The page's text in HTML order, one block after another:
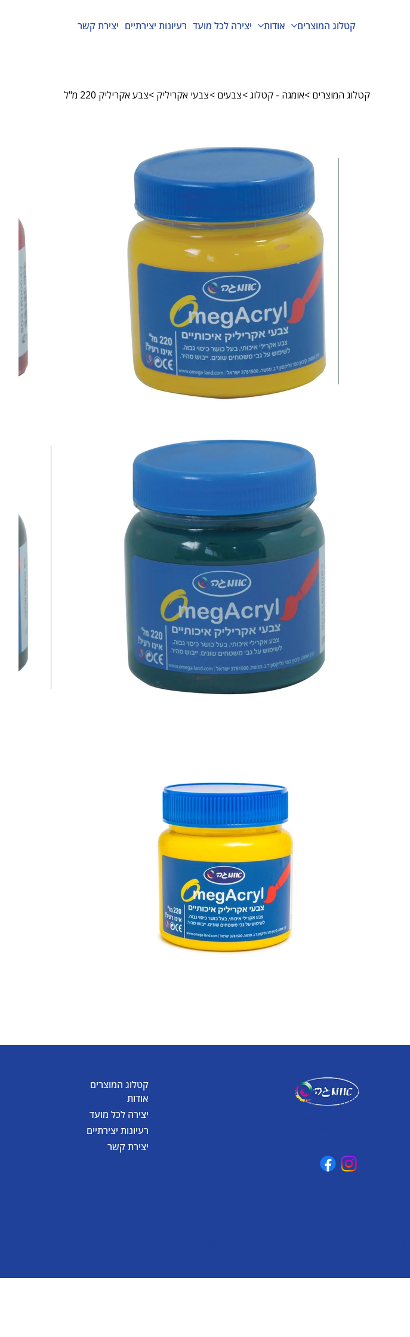
קטלוג המוצרים אודות יצירה לכל מועד רעיונות יצירתיים יצירת קשר
קטלוג המוצרים >אומגה - קטלוג>צבעים >צבעי אקריליק >צבע אקריליק 220 מ"ל
אומגה תעשיות יצירה
קיבוץ כפר גליקסון, ד.נ. מנשה
3781500
קטלוג המוצרים
אודות
יצירה לכל מועד
רעיונות יצירתיים
יצירת קשר